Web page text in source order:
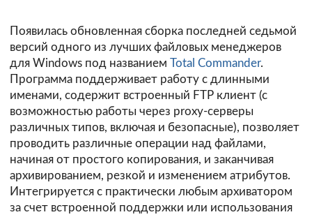
Появилась обновленная сборка последней седьмой
версий одного из лучших файловых менеджеров
для Windows под названием Total Commander.
Программа поддерживает работу с длинными
именами, содержит встроенный FTP клиент (с
возможностью работы через proxy-серверы
различных типов, включая и безопасные), позволяет
проводить различные операции над файлами,
начиная от простого копирования, и заканчивая
архивированием, резкой и изменением атрибутов.
Интегрируется с практически любым архиватором
за счет встроенной поддержки или использования